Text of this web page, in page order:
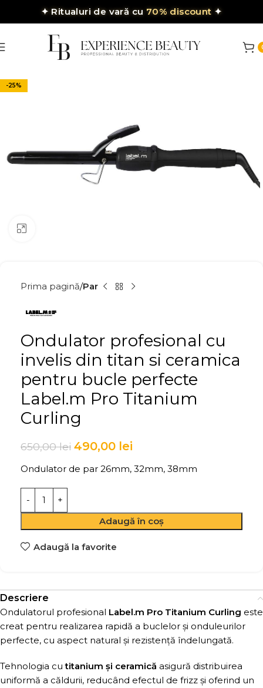
✦ Ritualuri de vară cu 70% discount ✦
-25%
Prima pagină Par
Ondulator profesional cu
invelis din titan si ceramica
pentru bucle perfecte
Label.m Pro Titanium
Curling
650,00lei 490,00 lei
Ondulator de par 26mm, 32mm, 38mm
Adaugă în coș
Adaugă la favorite
Descriere
Ondulatorul profesional Label.m Pro Titanium Curling este
creat pentru realizarea rapidă a buclelor și onduleurilor
perfecte, cu aspect natural și rezistență îndelungată.
Tehnologia cutitanium și ceramică asigură distribuirea
uniformă a căldurii, reducând efectul de frizz și oferind un